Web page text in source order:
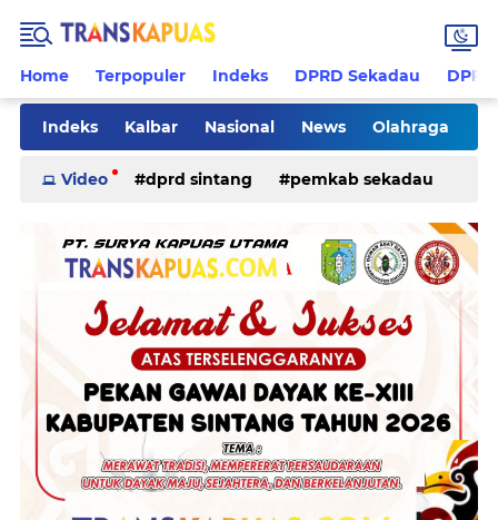
Home Terpopuler Indeks DPRD Sekadau
Indeks Kalbar Nasional News Olahraga
Pilkades Rohani Sanggau Sekadau
kriminal
Video dprd sintang pemkab sekadau